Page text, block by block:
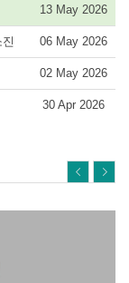
13 May 2026
06 May 2026
02 May 2026
30 Apr 2026